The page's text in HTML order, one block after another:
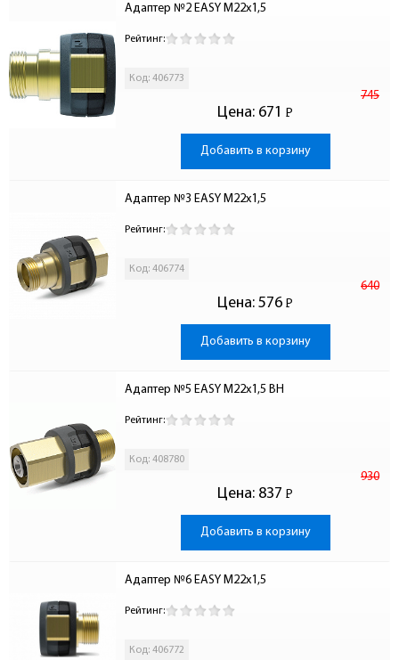
Адаптер №2 EASY М22х1,5
Рейтинг:
Код: 406773
Цена:
745
671 Р
-
Добавить в корзину
Адаптер №3 EASY М22х1,5
Рейтинг:
Код: 406774
Цена:
640
576 Р
-
Добавить в корзину
Адаптер №5 EASY М22х1,5 ВН
Рейтинг:
Код: 408780
Цена:
930
837 Р
-
Добавить в корзину
Адаптер №6 EASY М22х1,5
Рейтинг:
Код: 406772